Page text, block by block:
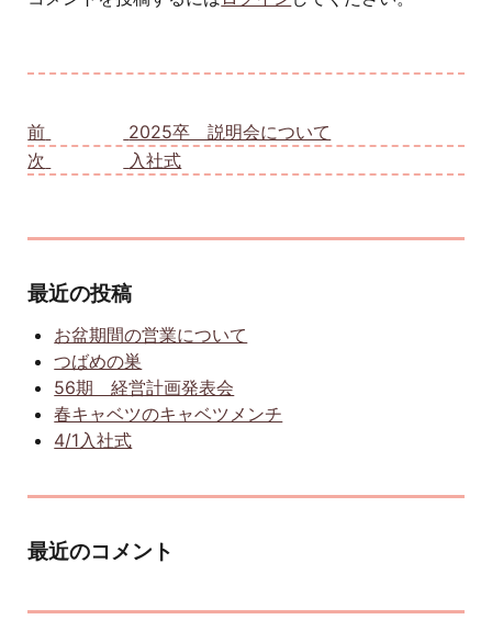
前
2025卒 説明会について
次
入社式
最近の投稿
お盆期間の営業について
つばめの巣
56期 経営計画発表会
春キャベツのキャベツメンチ
4/1入社式
最近のコメント